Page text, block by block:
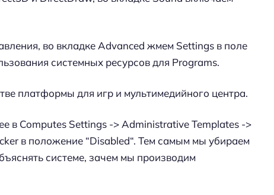
во вкладке Advanced жмем Settings в поле
системных ресурсов для Programs.
платформы для игр и мультимедийного центра.
в Computes Settings -> Administrative Templates ->
в положение “Disabled“. Тем самым мы убираем
системе, зачем мы производим